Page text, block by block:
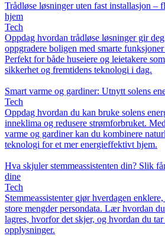
Trådløse løsninger uten fast installasjon –
hjem
Tech
Oppdag hvordan trådløse løsninger gir
oppgradere boligen med smarte
Perfekt for både huseiere og leietakere
sikkerhet og fremtidens teknologi i dag.
Smart varme og gardiner: Utnytt solens
Tech
Oppdag hvordan du kan bruke solens
inneklima og redusere strømforbruket.
varme og gardiner kan du kombinere
teknologi for et mer energieffektivt hjem.
Hva skjuler stemmeassistenten din? Slik
dine
Tech
Stemmeassistenter gjør hverdagen
store mengder persondata. Lær hvordan
lagres, hvorfor det skjer, og hvordan du
opplysninger.